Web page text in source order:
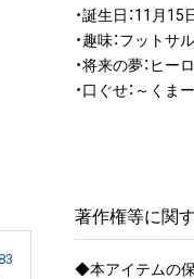
・誕生日：11月15
・趣味：フットサ
・将来の夢：ヒー
・口ぐせ：～くま
著作権等に関
◆本アイテムの保